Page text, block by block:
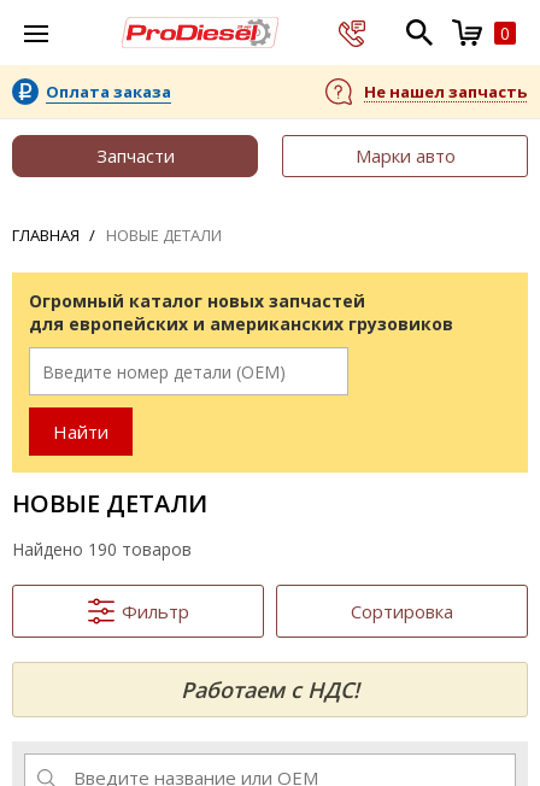
0
Оплата заказа Не нашел запчасть
Запчасти Марки авто
ГЛАВНАЯ НОВЫЕ ДЕТАЛИ
Огромный каталог новых запчастей
для европейских и американских грузовиков
НОВЫЕ ДЕТАЛИ
Найдено 190 товаров
Фильтр Сортировка
Работаем с НДС!